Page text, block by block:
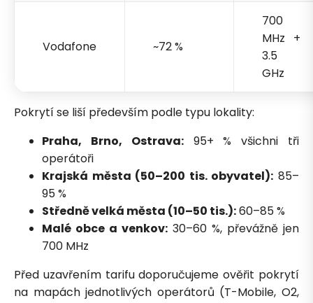
Vodafone ~72 %
700
MHz +
3.5
GHz
Pokrytí se liší především podle typu lokality:
Praha, Brno, Ostrava:95+ % všichni tři
operátoři
Krajská města (50–200 tis. obyvatel): 85–
95 %
Středně velká města (10–50 tis.):60–85 %
Malé obce a venkov: 30–60 %, převážně jen
700 MHz
Před uzavřením tarifu doporučujeme ověřit pokrytí
na mapách jednotlivých operátorů (T-Mobile, O2,